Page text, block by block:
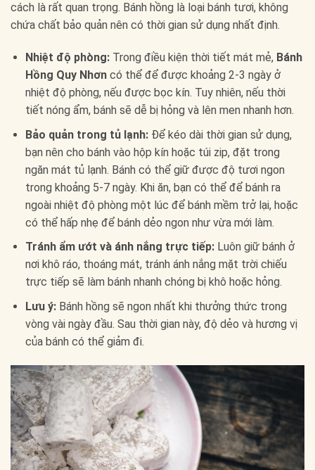
cách là rất quan trọng. Bánh hồng là loại bánh tươi, không
chứa chất bảo quản nên có thời gian sử dụng nhất định.
Nhiệt độ phòng:Trong điều kiện thời tiết mát mẻ, Bánh
Hồng Quy Nhơncó thể để được khoảng 2-3 ngày ở
nhiệt độ phòng, nếu được bọc kín. Tuy nhiên, nếu thời
tiết nóng ẩm, bánh sẽ dễ bị hỏng và lên men nhanh hơn.
Bảo quản trong tủ lạnh:Để kéo dài thời gian sử dụng,
bạn nên cho bánh vào hộp kín hoặc túi zip, đặt trong
ngăn mát tủ lạnh. Bánh có thể giữ được độ tươi ngon
trong khoảng 5-7 ngày. Khi ăn, bạn có thể để bánh ra
ngoài nhiệt độ phòng một lúc để bánh mềm trở lại, hoặc
có thể hấp nhẹ để bánh dẻo ngon như vừa mới làm.
Tránh ẩm ướt và ánh nắng trực tiếp:Luôn giữ bánh ở
nơi khô ráo, thoáng mát, tránh ánh nắng mặt trời chiếu
trực tiếp sẽ làm bánh nhanh chóng bị khô hoặc hỏng.
Lưu ý:Bánh hồng sẽ ngon nhất khi thưởng thức trong
vòng vài ngày đầu. Sau thời gian này, độ dẻo và hương vị
của bánh có thể giảm đi.